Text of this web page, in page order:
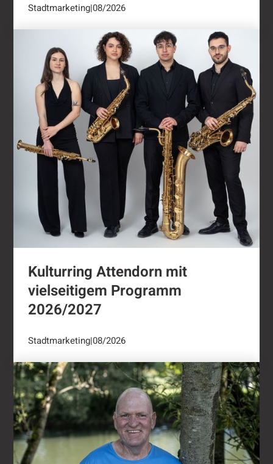
Stadtmarketing|08/2026
Kulturring Attendorn mit vielseitigem
Kulturring Attendorn mit
vielseitigem Programm
2026/2027
Stadtmarketing|08/2026
"Oli radelt"...nach Attendorn